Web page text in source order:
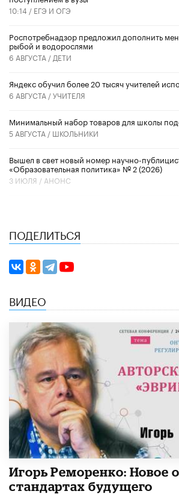
10:14 / ЕГЭ И ОГЭ
Роспотребнадзор предложил дополнить
рыбой и водорослями
6 АВГУСТА / ДЕТИ
​Яндекс обучил более 20 тысяч учителей
6 АВГУСТА /УЧИТЕЛЯ
Минимальный набор товаров для школы
5 АВГУСТА / ШКОЛЬНИКИ
Вышел в свет новый номер научно-
«Образовательная политика» № 2 (2026)
3 ИЮЛЯ / АНОНС
ПОДЕЛИТЬСЯ
ВИДЕО
Игорь Реморенко: Новое
стандартах будущего